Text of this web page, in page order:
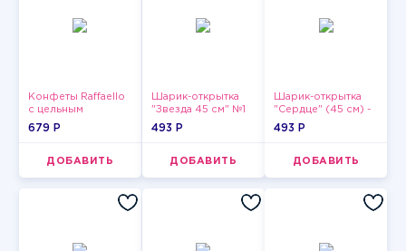
Конфеты Raffaello
с цельным
миндальным
обсыпке 150 г
679 P
ДОБАВИТЬ
Шарик-открытка
"Звезда 45 см" №1
493 P
ДОБАВИТЬ
Шарик-открытка
"Сердце" (45 см) -
2
493 P
ДОБАВИТЬ